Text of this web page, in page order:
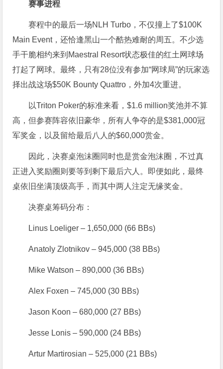
赛事进程
赛程中的最后一场NLH Turbo，不仅撞上了$100K
Main Event，还恰逢黑山一个酷热难耐的周五。不少选
手干脆相约来到Maestral Resort状态极佳的红土网球场
打起了网球。最终，只有28位没有参加“网球局”的玩家选
择出战这场$50K Bounty Quattro，外加4次重进。
以Triton Poker的标准来看，$1.6 million奖池并不算
高，但参赛阵容依旧豪华，所有人争夺的是$381,000冠
军奖金，以及留给最后八人的$60,000赏金。
因此，决赛桌泡沫圈同时也是赏金泡沫圈，不过真
正进入奖励圈则要等到剩下最后六人。即便如此，最终
桌依旧坐满顶级高手，而其中两人注定无缘奖金。
决赛桌筹码分布：
Linus Loeliger – 1,650,000 (66 BBs)
Anatoly Zlotnikov – 945,000 (38 BBs)
Mike Watson – 890,000 (36 BBs)
Alex Foxen – 745,000 (30 BBs)
Jason Koon – 680,000 (27 BBs)
Jesse Lonis – 590,000 (24 BBs)
Artur Martirosian – 525,000 (21 BBs)